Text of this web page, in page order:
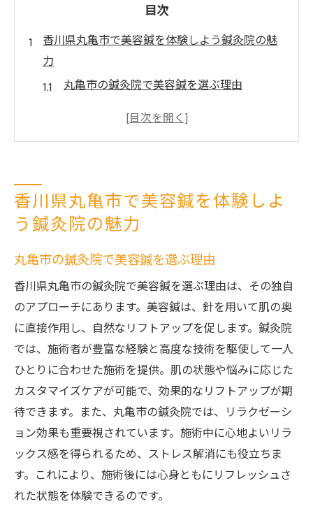
目次
香川県丸亀市で美容鍼を体験しよう鍼灸院の魅
力
丸亀市の鍼灸院で美容鍼を選ぶ理由
美容鍼で感じる即効性と持続性
初めての方でも安心な美容鍼の流れ
美容鍼で目指す新たな自分を発見
鍼灸院で叶える自然なリフトアップ美容鍼の効
果
美容鍼のリフトアップ効果のメカニズム
自然な美を引き出す美容鍼の秘密
顔のリフトアップを実感するまでの流れ
美容鍼がもたらす肌の変化と長期的効果
丸亀市の鍼灸院での施術事例紹介
美容鍼で理想のフェイスラインを実現
丸亀市の鍼灸院で肌の深部からアプローチ美容
鍼の魅力
肌の深部に働きかける美容鍼の技術
血行促進で若々しい肌を手に入れる方法
香川県丸亀市で美容鍼を体験しよ
う鍼灸院の魅力
丸亀市の鍼灸院で美容鍼を選ぶ理由
香川県丸亀市の鍼灸院で美容鍼を選ぶ理由は、その独自
のアプローチにあります。美容鍼は、針を用いて肌の奥
に直接作用し、自然なリフトアップを促します。鍼灸院
では、施術者が豊富な経験と高度な技術を駆使して一人
ひとりに合わせた施術を提供。肌の状態や悩みに応じた
カスタマイズケアが可能で、効果的なリフトアップが期
待できます。また、丸亀市の鍼灸院では、リラクゼーシ
ョン効果も重要視されています。施術中に心地よいリラ
ックス感を得られるため、ストレス解消にも役立ちま
す。これにより、施術後には心身ともにリフレッシュさ
れた状態を体験できるのです。